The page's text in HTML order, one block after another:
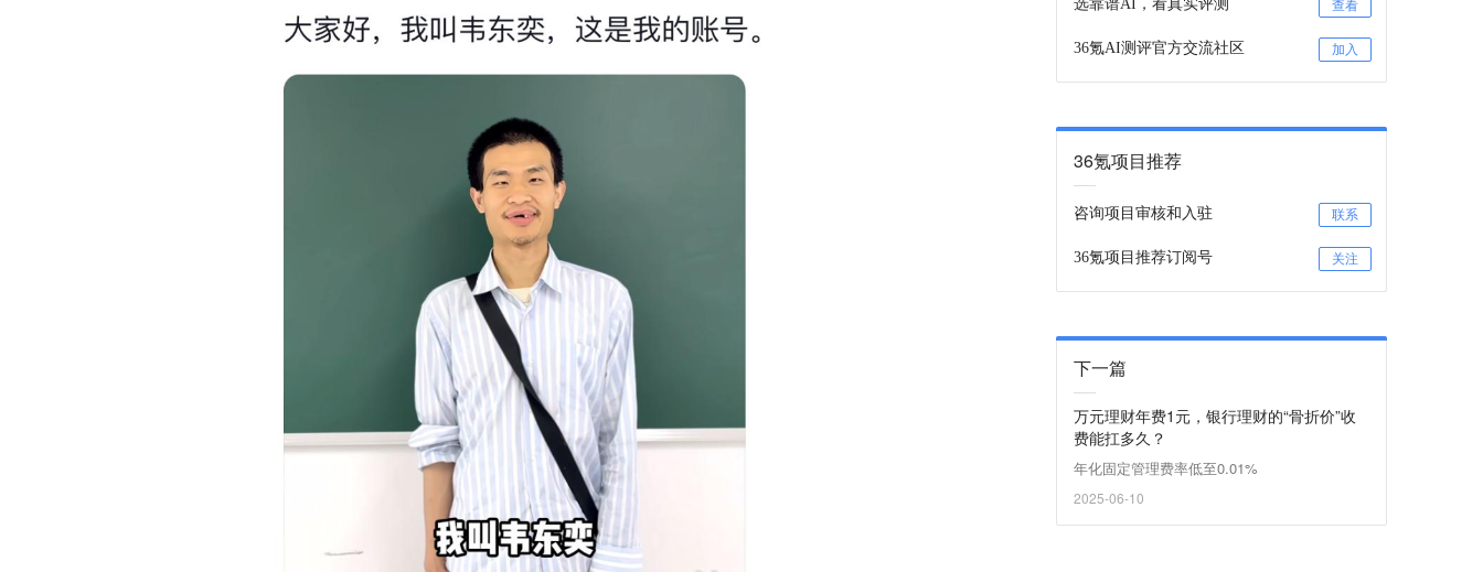
选靠谱AI，看真实评测 查看
36氪AI测评官方交流社区 加入
36氪项目推荐
咨询项目审核和入驻 联系
36氪项目推荐订阅号 关注
下一篇
万元理财年费1元，银行理财的“骨折价”收
费能扛多久？
年化固定管理费率低至0.01%
2025-06-10